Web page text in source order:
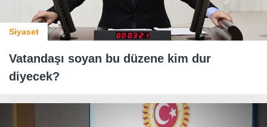
Siyaset
Vatandaşı soyan bu düzene kim dur
diyecek?